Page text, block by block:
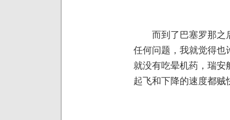
而到了巴塞罗那之
任何问题，我就觉得也
就没有吃晕机药，瑞
起飞和下降的速度都